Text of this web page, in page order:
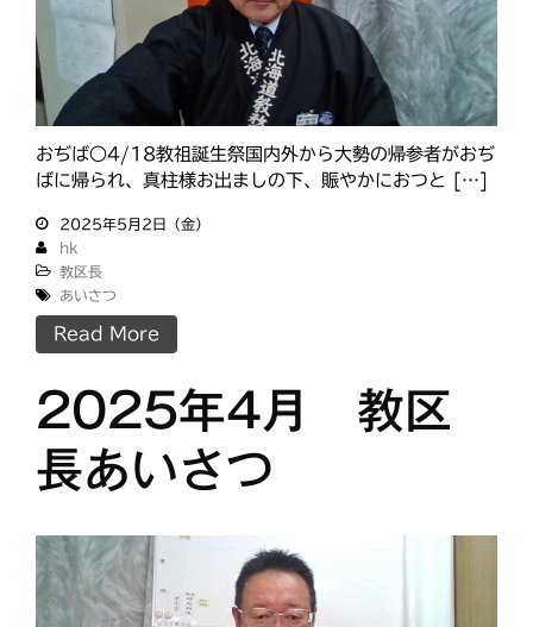
おぢば○4/18教祖誕生祭国内外から大勢の帰参者がおぢ
ばに帰られ、真柱様お出ましの下、賑やかにおつと […]
2025年5月2日（金）
hk
教区長
あいさつ
Read More
2025年4月 教区
長あいさつ